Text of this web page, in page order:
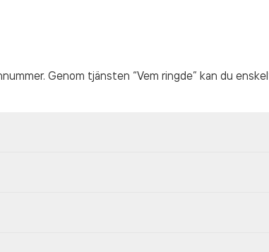
Genom tjänsten “Vem ringde” kan du